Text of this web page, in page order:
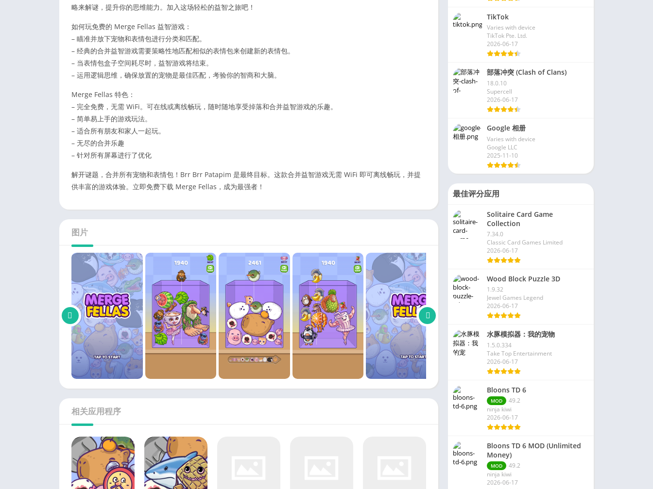
略来解谜，提升你的思维能力。加入这场轻松的益智之旅吧！
如何玩免费的 Merge Fellas 益智游戏：
– 瞄准并放下宠物和表情包进行分类和匹配。
– 经典的合并益智游戏需要策略性地匹配相似的表情包来创建新的表情包。
– 当表情包盒子空间耗尽时，益智游戏将结束。
– 运用逻辑思维，确保放置的宠物是最佳匹配，考验你的智商和大脑。
Merge Fellas 特色：
– 完全免费，无需 WiFi。可在线或离线畅玩，随时随地享受掉落和合并益智游戏的乐趣。
– 简单易上手的游戏玩法。
– 适合所有朋友和家人一起玩。
– 无尽的合并乐趣
– 针对所有屏幕进行了优化
解开谜题，合并所有宠物和表情包！Brr Brr Patapim 是最终目标。这款合并益智游戏无需 WiFi 即可离线畅玩，并提
供丰富的游戏体验。立即免费下载 Merge Fellas，成为最强者！
图片
相关应用程序
TikTok
Varies with device
TikTok Pte. Ltd.
2026-06-17
部落冲突 (Clash of Clans)
18.0.10
Supercell
2026-06-17
Google 相册
Varies with device
Google LLC
2025-11-10
最佳评分应用
Solitaire Card Game
Collection
7.34.0
Classic Card Games Limited
2026-06-17
Wood Block Puzzle 3D
1.9.32
Jewel Games Legend
2026-06-17
水豚模拟器：我的宠物
1.5.0.334
Take Top Entertainment
2026-06-17
Bloons TD 6
MOD
49.2
ninja kiwi
2026-06-17
Bloons TD 6 MOD (Unlimited
Money)
MOD
49.2
ninja kiwi
2026-06-17